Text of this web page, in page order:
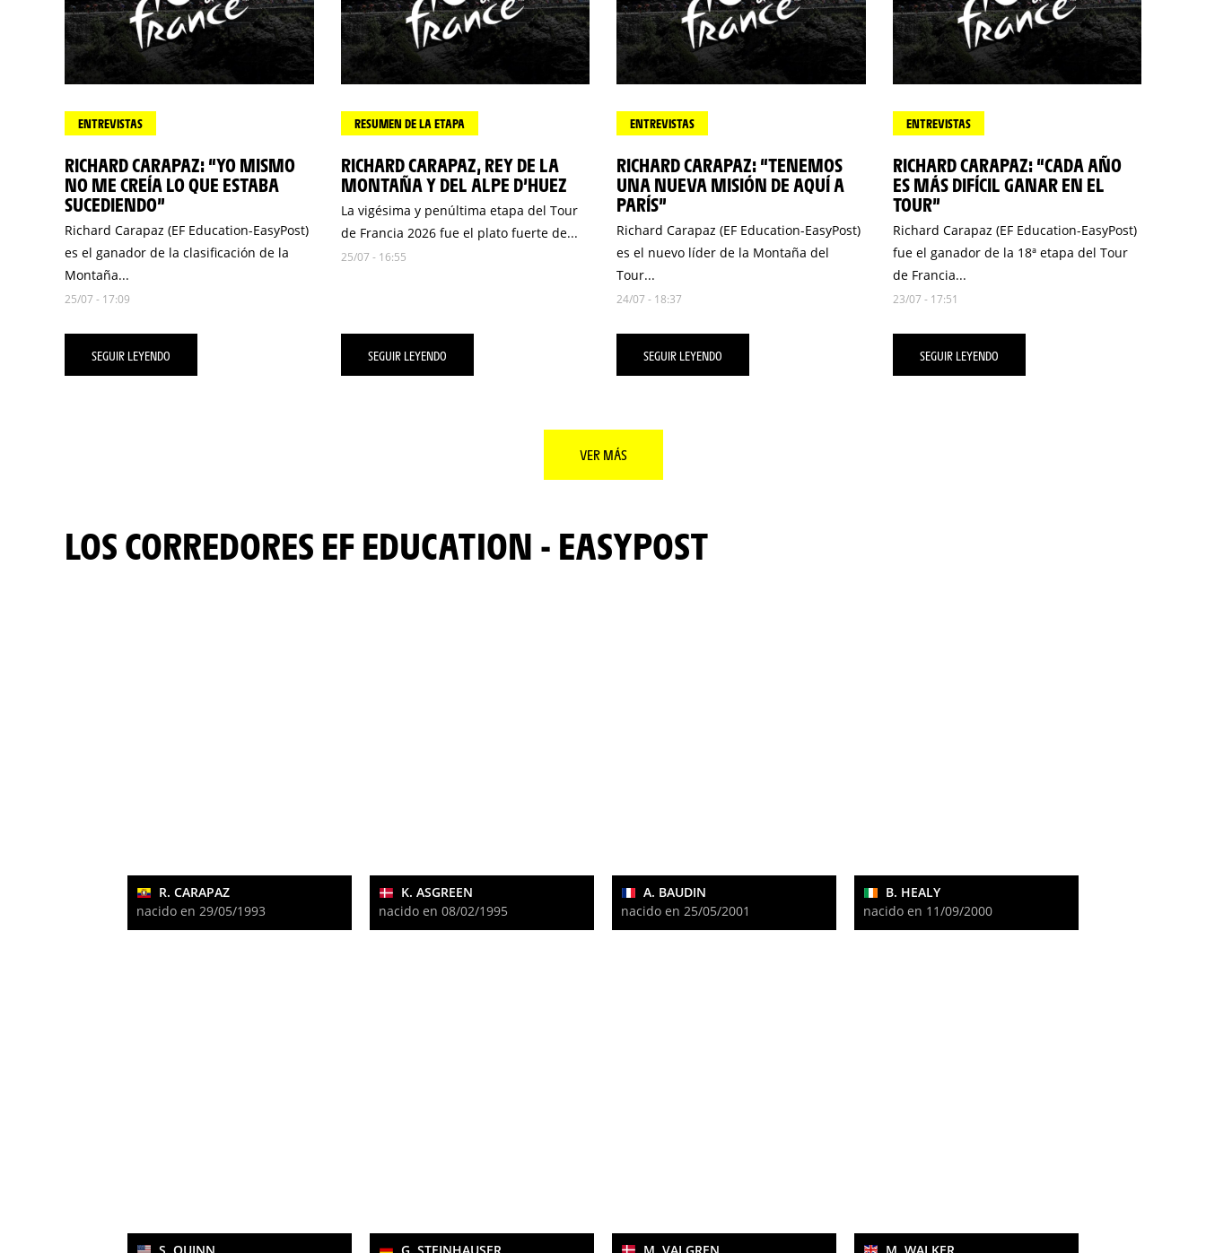
ENTREVISTAS
RICHARD CARAPAZ: “YO MISMO
NO ME CREÍA LO QUE ESTABA
SUCEDIENDO”
Richard Carapaz (EF Education-EasyPost)
es el ganador de la clasificación de la
Montaña...
25/07 - 17:09
SEGUIR LEYENDO
RESUMEN DE LA ETAPA
RICHARD CARAPAZ, REY DE LA
MONTAÑA Y DEL ALPE D’HUEZ
La vigésima y penúltima etapa del Tour
de Francia 2026 fue el plato fuerte de...
25/07 - 16:55
SEGUIR LEYENDO
ENTREVISTAS
RICHARD CARAPAZ: “TENEMOS
UNA NUEVA MISIÓN DE AQUÍ A
PARÍS”
Richard Carapaz (EF Education-EasyPost)
es el nuevo líder de la Montaña del
Tour...
24/07 - 18:37
SEGUIR LEYENDO
ENTREVISTAS
RICHARD CARAPAZ: “CADA AÑO
ES MÁS DIFÍCIL GANAR EN EL
TOUR”
Richard Carapaz (EF Education-EasyPost)
fue el ganador de la 18ª etapa del Tour
de Francia...
23/07 - 17:51
SEGUIR LEYENDO
VER MÁS
LOS CORREDORES EF EDUCATION - EASYPOST
R. CARAPAZ
nacido en 29/05/1993
K. ASGREEN
nacido en 08/02/1995
A. BAUDIN
nacido en 25/05/2001
B. HEALY
nacido en 11/09/2000